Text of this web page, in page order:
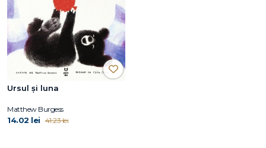
Ursul și luna
Matthew Burgess
14.02 lei 41.23 lei